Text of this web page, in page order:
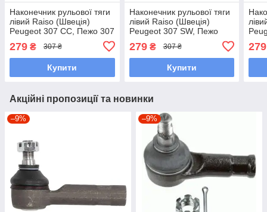
Наконечник рульової тяги
лівий Raiso (Швеція)
Peugeot 307 CC, Пежо 307
UAXSCPV7
279 ₴ 307 ₴
Купити
Наконечник рульової тяги
лівий Raiso (Швеція)
Peugeot 307 SW, Пежо
307 СФ 82- #RL-381742C
UAXSCPV7
279₴ 307 ₴
Купити
279
Акційні пропозиції та новинки
–9% –9%